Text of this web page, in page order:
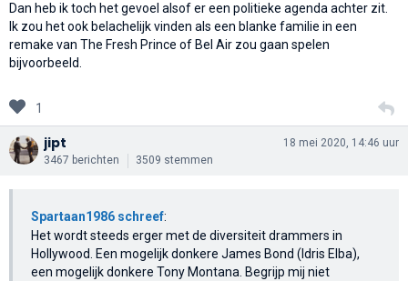
Dan heb ik toch het gevoel alsof er een politieke agenda achter zit.
Ik zou het ook belachelijk vinden als een blanke familie in een
remake van The Fresh Prince of Bel Air zou gaan spelen
bijvoorbeeld.
1
jipt
3467 berichten 3509 stemmen
18 mei 2020, 14:46 uur
Spartaan1986 schreef:
Het wordt steeds erger met de diversiteit drammers in
Hollywood. Een mogelijk donkere James Bond (Idris Elba),
een mogelijk donkere Tony Montana. Begrijp mij niet